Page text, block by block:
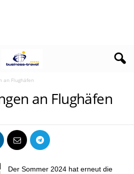
an Flughäfen
an Flughäfen
Der Sommer 2024 hat erneut die